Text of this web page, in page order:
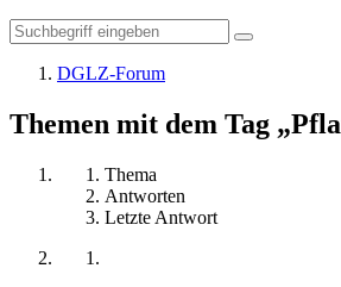
DGLZ-Forum
Themen mit dem Tag
Thema
Antworten
Letzte Antwort